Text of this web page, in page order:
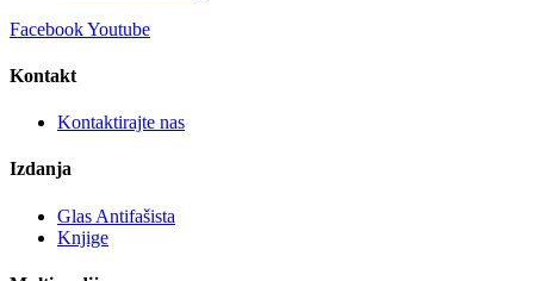
FacebookYoutube
Kontakt
Kontaktirajte nas
Izdanja
Glas Antifašista
Knjige